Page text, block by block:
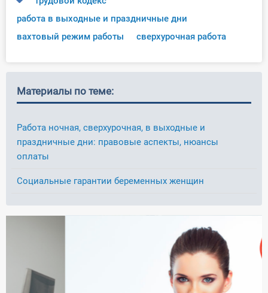
работа в выходные и праздничные дни
вахтовый режим работы
сверхурочная работа
Материалы по теме:
Работа ночная, сверхурочная, в выходные и
праздничные дни: правовые аспекты, нюансы
оплаты
Социальные гарантии беременных женщин